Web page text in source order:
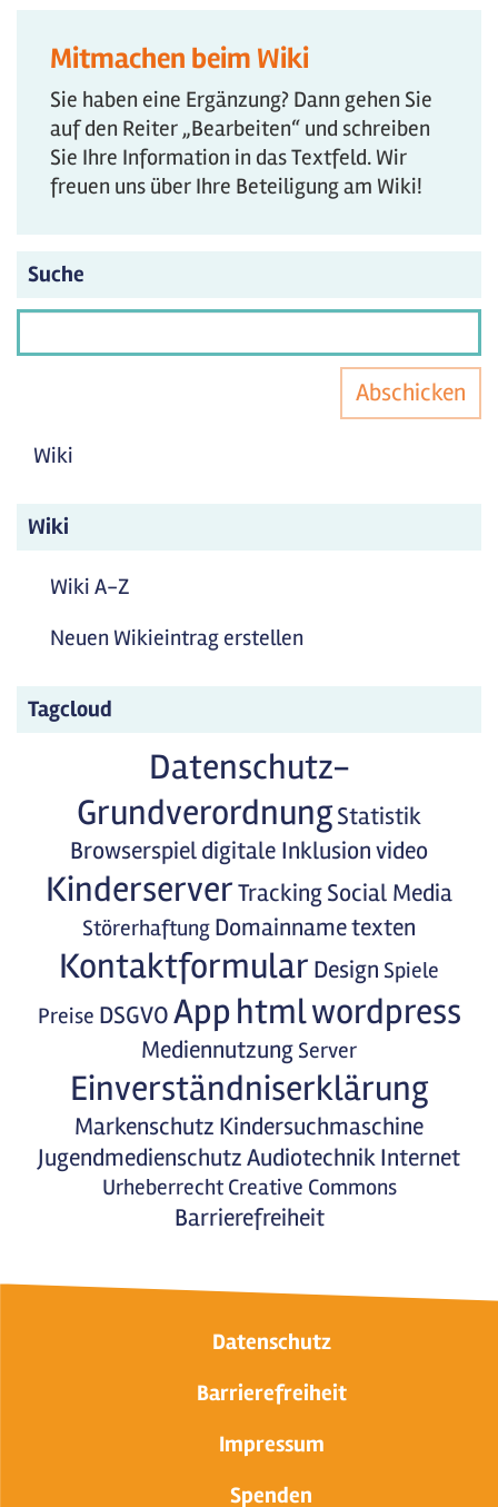
Mitmachen beim Wiki
Sie haben eine Ergänzung? Dann gehen Sie
auf den Reiter „Bearbeiten“ und schreiben
Sie Ihre Information in das Textfeld. Wir
freuen uns über Ihre Beteiligung am Wiki!
Suche
Abschicken
Wiki
Wiki
Wiki A-Z
Neuen Wikieintrag erstellen
Tagcloud
Datenschutz-
GrundverordnungStatistik
Browserspieldigitale Inklusionvideo
KinderserverTrackingSocial Media
Störerhaftung Domainnametexten
Kontaktformular Design Spiele
Preise DSGVOApphtmlwordpress
Mediennutzung Server
Einverständniserklärung
Markenschutz Kindersuchmaschine
JugendmedienschutzAudiotechnikInternet
Urheberrecht Creative Commons
Barrierefreiheit
Datenschutz
Barrierefreiheit
Impressum
Spenden